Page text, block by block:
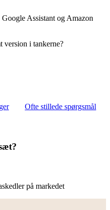
Assistant og Amazon
version i tankerne?
Ofte stillede spørgsmål
på markedet